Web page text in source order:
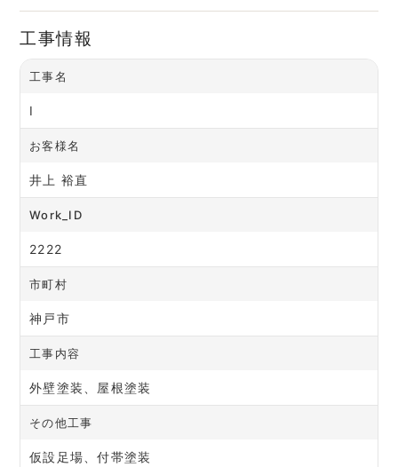
工事情報
工事名
I
お客様名
井上 裕直
Work_ID
2222
市町村
神戸市
工事内容
外壁塗装、屋根塗装
その他工事
仮設足場、付帯塗装